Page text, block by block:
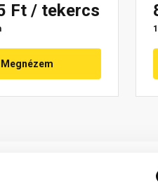
Ft / tekercs
Megnézem